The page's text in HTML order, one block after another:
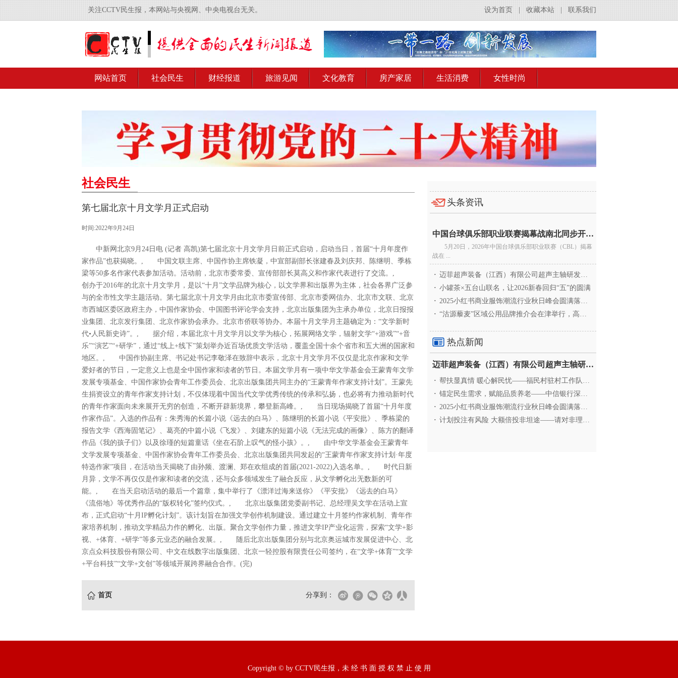
关注CCTV民生报，本网站与央视网、中央电视台无关。 联系我们
收藏本站
设为首页
网站首页 社会民生 财经报道 旅游见闻 文化教育 房产家居 生活消费 女性时尚
社会民生
第七届北京十月文学月正式启动
时间:2022年9月24日
中新网北京9月24日电 (记者 高凯)第七届北京十月文学月日前正式启动，启动当日，首届“十月年度作
家作品”也获揭晓。, 中国文联主席、中国作协主席铁凝，中宣部副部长张建春及刘庆邦、陈继明、季栋
梁等50多名作家代表参加活动。活动前，北京市委常委、宣传部部长莫高义和作家代表进行了交流。,
创办于2016年的北京十月文学月，是以“十月”文学品牌为核心，以文学界和出版界为主体，社会各界广泛参
与的全市性文学主题活动。第七届北京十月文学月由北京市委宣传部、北京市委网信办、北京市文联、北京
市西城区委区政府主办，中国作家协会、中国图书评论学会支持，北京出版集团为主承办单位，北京日报报
业集团、北京发行集团、北京作家协会承办。北京市侨联等协办。本届十月文学月主题确定为：“文学新时
代•人民新史诗”。, 据介绍，本届北京十月文学月以文学为核心，拓展网络文学，辐射文学“+游戏”“+音
乐”“演艺”“+研学”，通过“线上+线下”策划举办近百场优质文学活动，覆盖全国十余个省市和五大洲的国家和
地区。, 中国作协副主席、书记处书记李敬泽在致辞中表示，北京十月文学月不仅仅是北京作家和文学
爱好者的节日，一定意义上也是全中国作家和读者的节日。本届文学月有一项中华文学基金会王蒙青年文学
发展专项基金、中国作家协会青年工作委员会、北京出版集团共同主办的“王蒙青年作家支持计划”。王蒙先
生捐资设立的青年作家支持计划，不仅体现着中国当代文学优秀传统的传承和弘扬，也必将有力推动新时代
的青年作家面向未来展开无穷的创造，不断开辟新境界，攀登新高峰。, 当日现场揭晓了首届“十月年度
作家作品”。入选的作品有：朱秀海的长篇小说《远去的白马》、陈继明的长篇小说《平安批》、季栋梁的
报告文学《西海固笔记》、葛亮的中篇小说《飞发》、刘建东的短篇小说《无法完成的画像》、陈方的翻译
作品《我的孩子们》以及徐瑾的短篇童话《坐在石阶上叹气的怪小孩》。, 由中华文学基金会王蒙青年
文学发展专项基金、中国作家协会青年工作委员会、北京出版集团共同发起的“王蒙青年作家支持计划·年度
特选作家”项目，在活动当天揭晓了由孙频、渡澜、郑在欢组成的首届(2021-2022)入选名单。, 时代日新
月异，文学不再仅仅是作家和读者的交流，还与众多领域发生了融合反应，从文学孵化出无数新的可
能。, 在当天启动活动的最后一个篇章，集中举行了《漂洋过海来送你》《平安批》《远去的白马》
《流俗地》等优秀作品的“版权转化”签约仪式。, 北京出版集团党委副书记、总经理吴文学在活动上宣
布，正式启动“十月IP孵化计划”。该计划旨在加强文学创作机制建设。通过建立十月签约作家机制、青年作
家培养机制，推动文学精品力作的孵化、出版。聚合文学创作力量，推进文学IP产业化运营，探索“文学+影
视、+体育、+研学”等多元业态的融合发展。, 随后北京出版集团分别与北京奥运城市发展促进中心、北
京点众科技股份有限公司、中文在线数字出版集团、北京一轻控股有限责任公司签约，在“文学+体育”“文学
+平台科技”“文学+文创”等领域开展跨界融合合作。(完)
首页 分享到：
头条资讯
中国台球俱乐部职业联赛揭幕战南北同步开杆 首届CBL
5月20日，2026年中国台球俱乐部职业联赛（CBL）揭幕
战在 ...
· 迈菲超声装备（江西）有限公司超声主轴研发和生产项
· 小罐茶×五台山联名，让2026新春回归“五”的圆满
· 2025小红书商业服饰潮流行业秋日峰会圆满落幕，携手
· “沽源藜麦”区域公用品牌推介会在津举行，高蛋白产业
热点新闻
迈菲超声装备（江西）有限公司超声主轴研发和生产项
· 帮扶显真情 暖心解民忧——福民村驻村工作队与村委心系
· 锚定民生需求，赋能品质养老——中信银行深圳分行养老
· 2025小红书商业服饰潮流行业秋日峰会圆满落幕，携手
· 计划投注有风险 大额倍投非坦途——请对非理性购彩说“
Copyright © by CCTV民生报，未 经 书 面 授 权 禁 止 使 用